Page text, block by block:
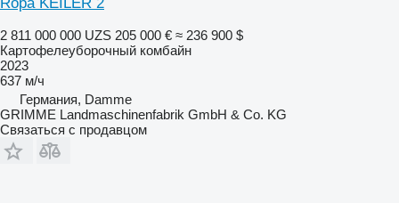
2 811 000 000 UZS 205 000 € ≈ 236 900 $
Картофелеуборочный комбайн
2023
637 м/ч
Германия, Damme
GRIMME Landmaschinenfabrik GmbH & Co. KG
Связаться с продавцом